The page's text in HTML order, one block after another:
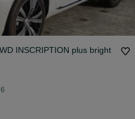
plus bright